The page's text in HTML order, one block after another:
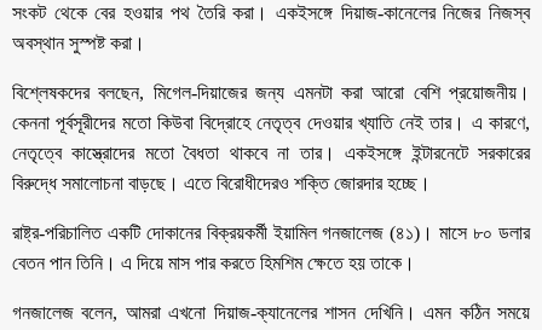
সংকট থেকে বের হওয়ার পথ তৈরি করা। একইসঙ্গে দিয়াজ-কানেলের নিজের নিজস্ব
অবস্থান সুস্পষ্ট করা।
বিশ্লেষকদের বলছেন, মিগেল-দিয়াজের জন্য এমনটা করা আরো বেশি প্রয়োজনীয়।
কেননা পূর্বসূরীদের মতো কিউবা বিদ্রোহে নেতৃত্ব দেওয়ার খ্যাতি নেই তার। এ কারণে,
নেতৃত্বে কাস্ত্রোদের মতো বৈধতা থাকবে না তার। একইসঙ্গে ইন্টারনেটে সরকারের
বিরুদ্ধে সমালোচনা বাড়ছে। এতে বিরোধীদেরও শক্তি জোরদার হচ্ছে।
রাষ্ট্র-পরিচালিত একটি দোকানের বিক্রয়কর্মী ইয়ামিল গনজালেজ (৪১)। মাসে ৮০ ডলার
বেতন পান তিনি। এ দিয়ে মাস পার করতে হিমশিম ক্ষেতে হয় তাকে।
গনজালেজ বলেন, আমরা এখনো দিয়াজ-ক্যানেলের শাসন দেখিনি। এমন কঠিন সময়ে